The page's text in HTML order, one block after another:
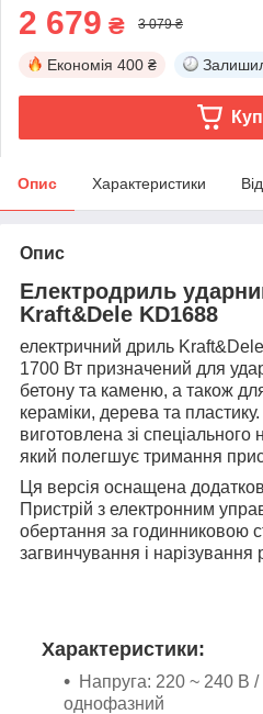
2 679 ₴ 3 079 ₴
Економія 400 ₴
Опис Характеристики
Опис
Електродриль
Kraft&Dele KD1688
електричний дриль
1700 Вт призначений для
бетону та каменю, а також
кераміки, дерева та
виготовлена зі спеціального
який полегшує тримання
Ця версія оснащена
Пристрій з електронним
обертання за годинниковою
загвинчування і нарізування
Характеристики:
Напруга: 220 ~ 240 В /
однофазний